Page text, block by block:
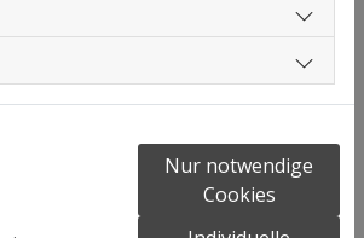
Nur notwendige
Cookies